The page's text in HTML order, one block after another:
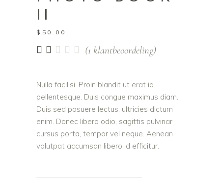
II
$ 50.00
Gewaardeerd
gebaseerd
op
1
klantbeoordeling
(1 klantbeoordeling)
Nulla facilisi. Proin blandit ut erat id
pellentesque. Duis congue maximus diam.
Duis sed posuere lectus, ultricies dictum
enim. Donec libero odio, sagittis pulvinar
cursus porta, tempor vel neque. Aenean
volutpat accumsan libero id efficitur.